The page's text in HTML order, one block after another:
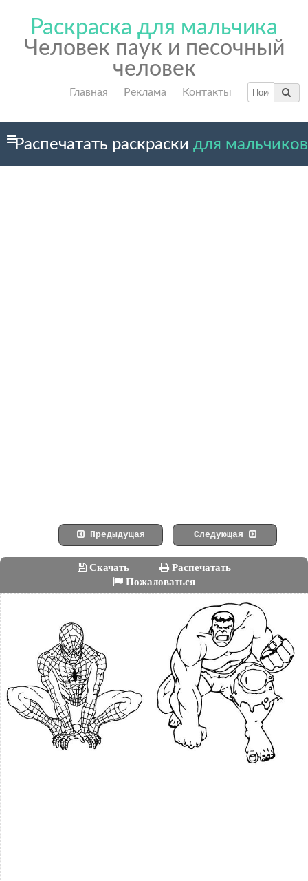
Раскраска для мальчика
Человек паук и песочный
человек
Главная Реклама Контакты
Распечатать раскраски для мальчиков
Предыдущая Следующая
Скачать
Распечатать
Пожаловаться